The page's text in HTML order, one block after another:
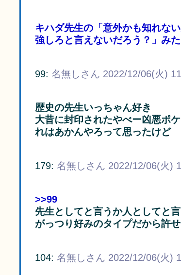
キハダ先生の「意外かも知れな
強しろと言えないだろう？」み
99: 名無しさん 2022/12/06(火)
歴史の先生いっちゃん好き
大昔に封印されたやべー凶悪ポ
れはあかんやろって思ったけど
179: 名無しさん 2022/12/06(火)
>>99
先生としてと言うか人としてと
がっつり好みのタイプだから許
104: 名無しさん 2022/12/06(火)